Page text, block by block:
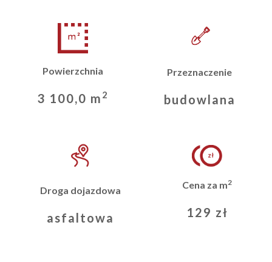
Powierzchnia
3 100,0 m 2
Przeznaczenie
budowlana
Droga dojazdowa
asfaltowa
Cena za m2
129 zł